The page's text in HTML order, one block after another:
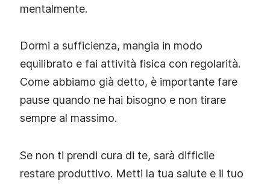
mentalmente.
Dormi a sufficienza, mangia in modo
equilibrato e fai attività fisica con regolarità.
Come abbiamo già detto, è importante fare
pause quando ne hai bisogno e non tirare
sempre al massimo.
Se non ti prendi cura di te, sarà difficile
restare produttivo. Metti la tua salute e il tuo